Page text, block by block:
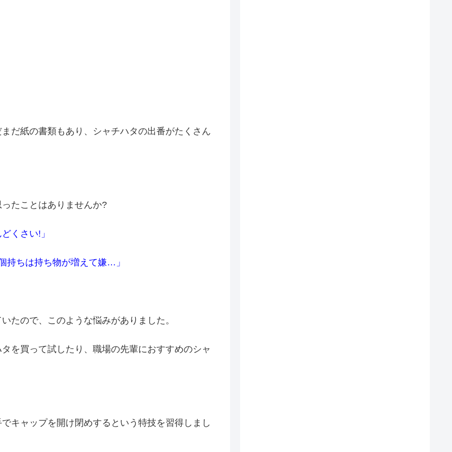
だ紙の書類もあり、シャチハタの出番がたくさん
たことはありませんか?
くさい!」
持ちは持ち物が増えて嫌…」
たので、このような悩みがありました。
を買って試したり、職場の先輩におすすめのシャ
キャップを開け閉めするという特技を習得しまし